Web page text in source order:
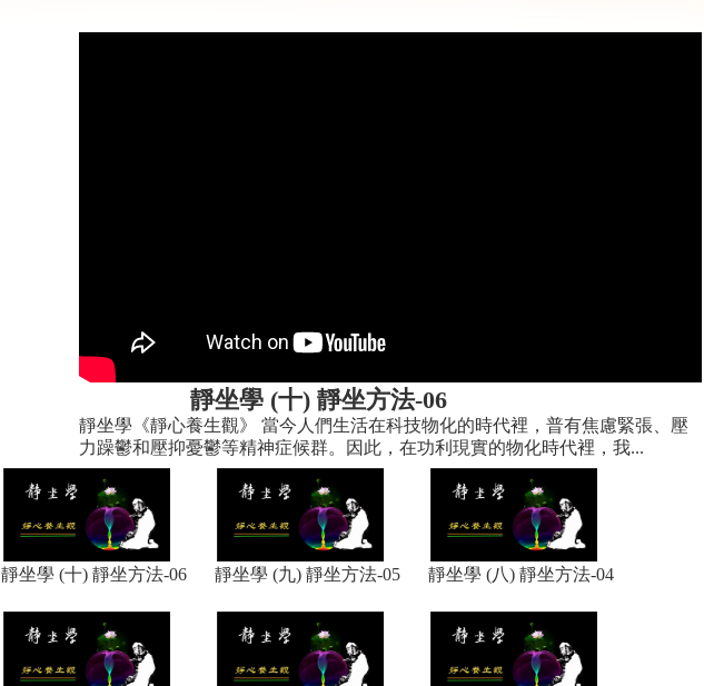
靜坐學 (十) 靜坐方法-06
靜坐學《靜心養生觀》 當今人們生活在科技物化的時代裡，普有焦慮緊張、壓
力躁鬱和壓抑憂鬱等精神症候群。因此，在功利現實的物化時代裡，我...
靜坐學 (十) 靜坐方法-06 靜坐學 (九) 靜坐方法-05 靜坐學 (八) 靜坐方法-04